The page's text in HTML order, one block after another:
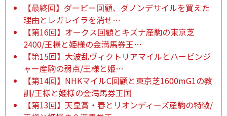
【最終回】ダービー回顧、ダノンデサイルを買えた
理由とレガレイラを消せ…
【第16回】オークス回顧とキズナ産駒の東京芝
2400/王様と姫様の金満馬券王…
【第15回】大波乱ヴィクトリアマイルとハービンジ
ャー産駒の弱点/王様と姫…
【第14回】NHKマイルC回顧と東京芝1600mG1の教
訓/王様と姫様の金満馬券王国
【第13回】天皇賞・春とリオンディーズ産駒の特徴/